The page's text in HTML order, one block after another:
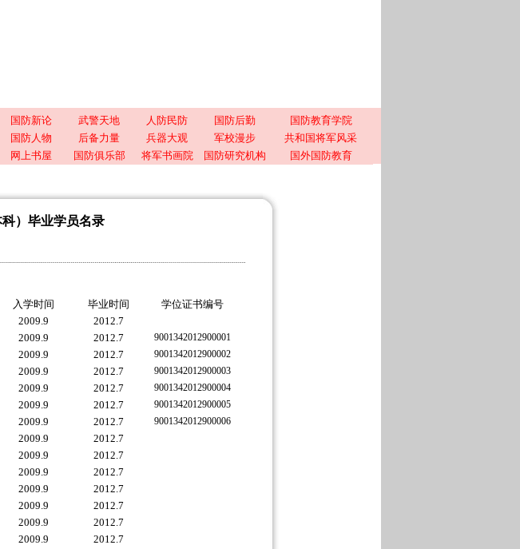
国防新论 武警天地 人防民防 国防后勤
国防教育学院
国防人物 后备力量 兵器大观 军校漫步
共和国将军风采
网上书屋 国防俱乐部 将军书画院 国防研究机构 国外国防教育
）毕业学员名录
入学时间 毕业时间
学位证书编号
2009.9
2012.7
2009.9 2012.7 9001342012900001
2009.9 2012.7 9001342012900002
2009.9 2012.7 9001342012900003
2009.9 2012.7 9001342012900004
2009.9 2012.7 9001342012900005
2009.9 2012.7 9001342012900006
2009.9
2012.7
2009.9
2012.7
2009.9
2012.7
2009.9
2012.7
2009.9
2012.7
2009.9
2012.7
2009.9
2012.7